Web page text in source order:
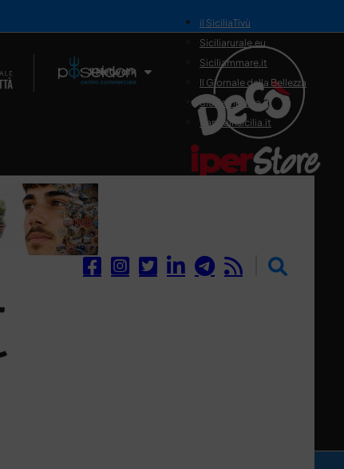
Il Network
il SiciliaTivù
Siciliarurale.eu
Siciliammare.it
Il Giornale della Bellezza
Siciliamedica.it
Sanitainsicilia.it